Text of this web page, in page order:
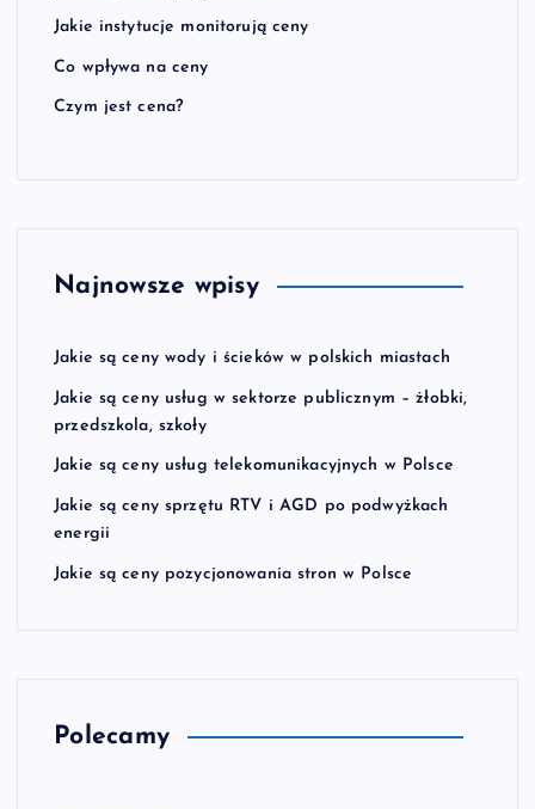
Jakie instytucje monitorują ceny
Co wpływa na ceny
Czym jest cena?
Najnowsze wpisy
Jakie są ceny wody i ścieków w polskich miastach
Jakie są ceny usług w sektorze publicznym – żłobki,
przedszkola, szkoły
Jakie są ceny usług telekomunikacyjnych w Polsce
Jakie są ceny sprzętu RTV i AGD po podwyżkach
energii
Jakie są ceny pozycjonowania stron w Polsce
Polecamy